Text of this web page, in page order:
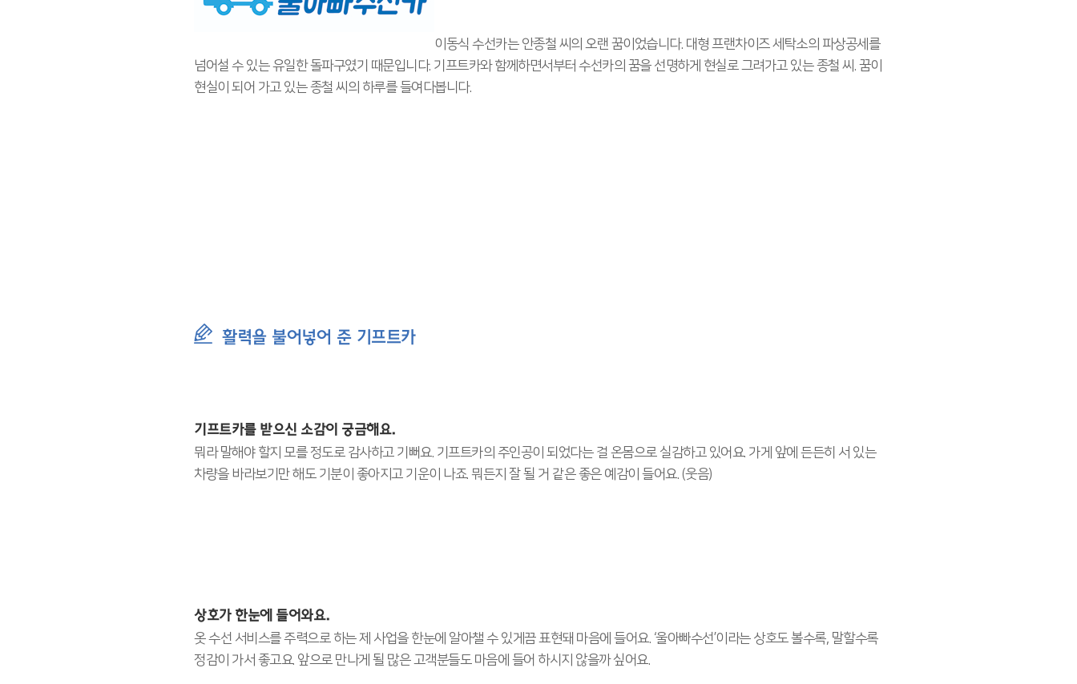
이동식 수선카는 안종철 씨의 오랜 꿈이었습니다. 대형 프랜차이즈 세탁소의 파상공세를
넘어설 수 있는 유일한 돌파구였기 때문입니다. 기프트카와 함께하면서부터 수선카의 꿈을 선명하게 현실로 그려가고 있는 종철 씨. 꿈이
현실이 되어 가고 있는 종철 씨의 하루를 들여다봅니다.
활력을 불어넣어 준 기프트카
기프트카를 받으신 소감이 궁금해요.
뭐라 말해야 할지 모를 정도로 감사하고 기뻐요. 기프트카의 주인공이 되었다는 걸 온몸으로 실감하고 있어요. 가게 앞에 든든히 서 있는
차량을 바라보기만 해도 기분이 좋아지고 기운이 나죠. 뭐든지 잘 될 거 같은 좋은 예감이 들어요. (웃음)
상호가 한눈에 들어와요.
옷 수선 서비스를 주력으로 하는 제 사업을 한눈에 알아챌 수 있게끔 표현돼 마음에 들어요. ‘울아빠수선’이라는 상호도 볼수록, 말할수록
정감이 가서 좋고요. 앞으로 만나게 될 많은 고객분들도 마음에 들어 하시지 않을까 싶어요.